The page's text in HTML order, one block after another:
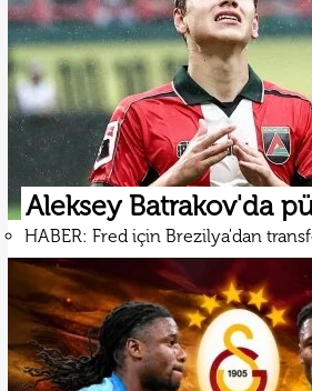
Aleksey Batrakov'da
HABER: Fred için Brezilya'dan